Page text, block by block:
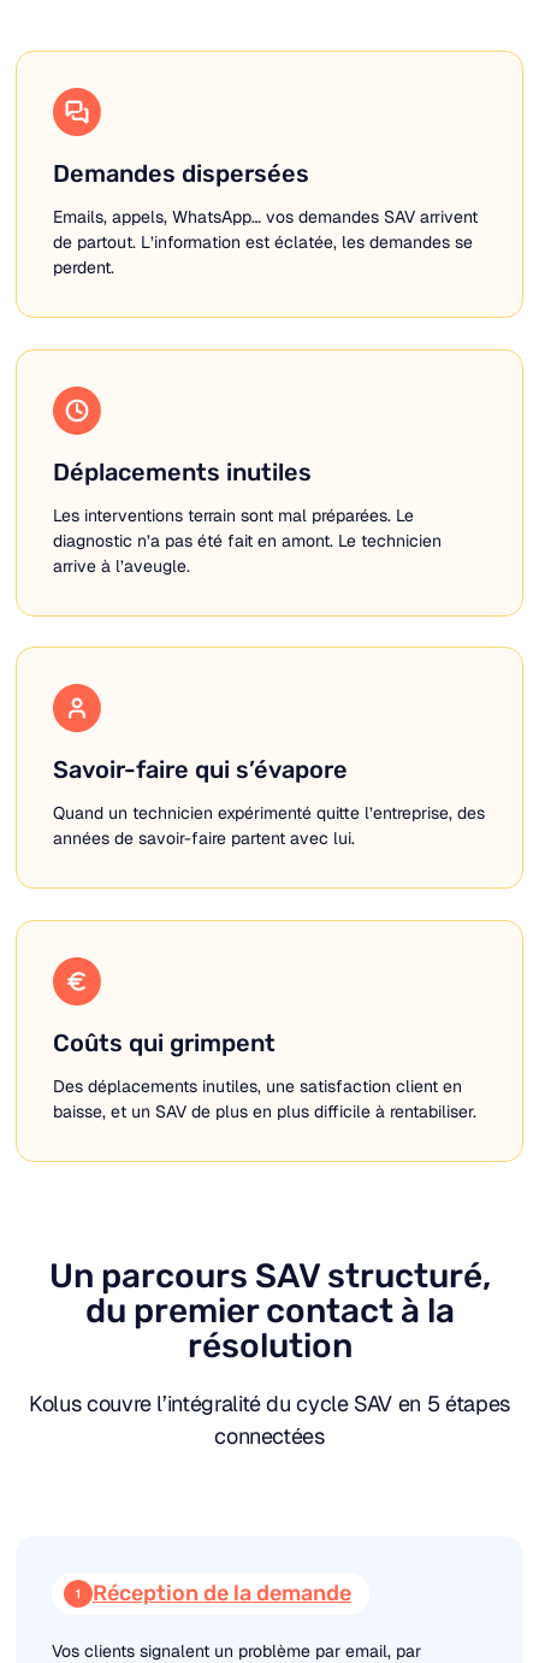
Demandes dispersées
Emails, appels, WhatsApp… vos demandes SAV arrivent
de partout. L’information est éclatée, les demandes se
perdent.
Déplacements inutiles
Les interventions terrain sont mal préparées. Le
diagnostic n’a pas été fait en amont. Le technicien
arrive à l’aveugle.
Savoir-faire qui s’évapore
Quand un technicien expérimenté quitte l’entreprise, des
années de savoir-faire partent avec lui.
Coûts qui grimpent
Des déplacements inutiles, une satisfaction client en
baisse, et un SAV de plus en plus difficile à rentabiliser.
Un parcours SAV structuré,
du premier contact à la
résolution
Kolus couvre l’intégralité du cycle SAV en 5 étapes
connectées
Réception de la demande
Vos clients signalent un problème par email, par